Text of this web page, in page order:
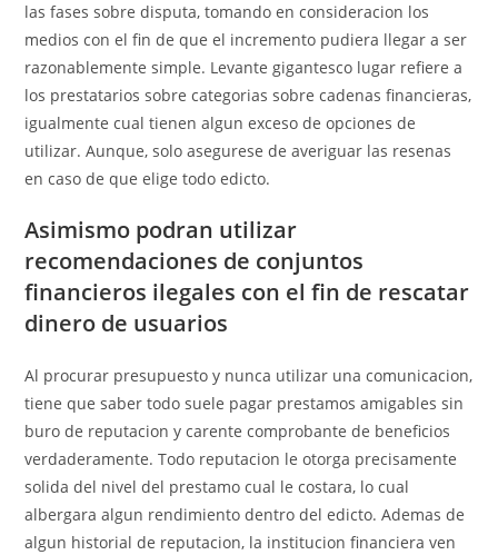
las fases sobre disputa, tomando en consideracion los
medios con el fin de que el incremento pudiera llegar a ser
razonablemente simple. Levante gigantesco lugar refiere a
los prestatarios sobre categorias sobre cadenas financieras,
igualmente cual tienen algun exceso de opciones de
utilizar. Aunque, solo asegurese de averiguar las resenas
en caso de que elige todo edicto.
Asimismo podran utilizar
recomendaciones de conjuntos
financieros ilegales con el fin de rescatar
dinero de usuarios
Al procurar presupuesto y nunca utilizar una comunicacion,
tiene que saber todo suele pagar prestamos amigables sin
buro de reputacion y carente comprobante de beneficios
verdaderamente. Todo reputacion le otorga precisamente
solida del nivel del prestamo cual le costara, lo cual
albergara algun rendimiento dentro del edicto. Ademas de
algun historial de reputacion, la institucion financiera ven